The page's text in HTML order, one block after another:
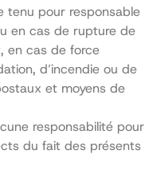
tenu pour responsable
en cas de rupture de
en cas de force
d’incendie ou de
et moyens de
responsabilité pour
du fait des présents